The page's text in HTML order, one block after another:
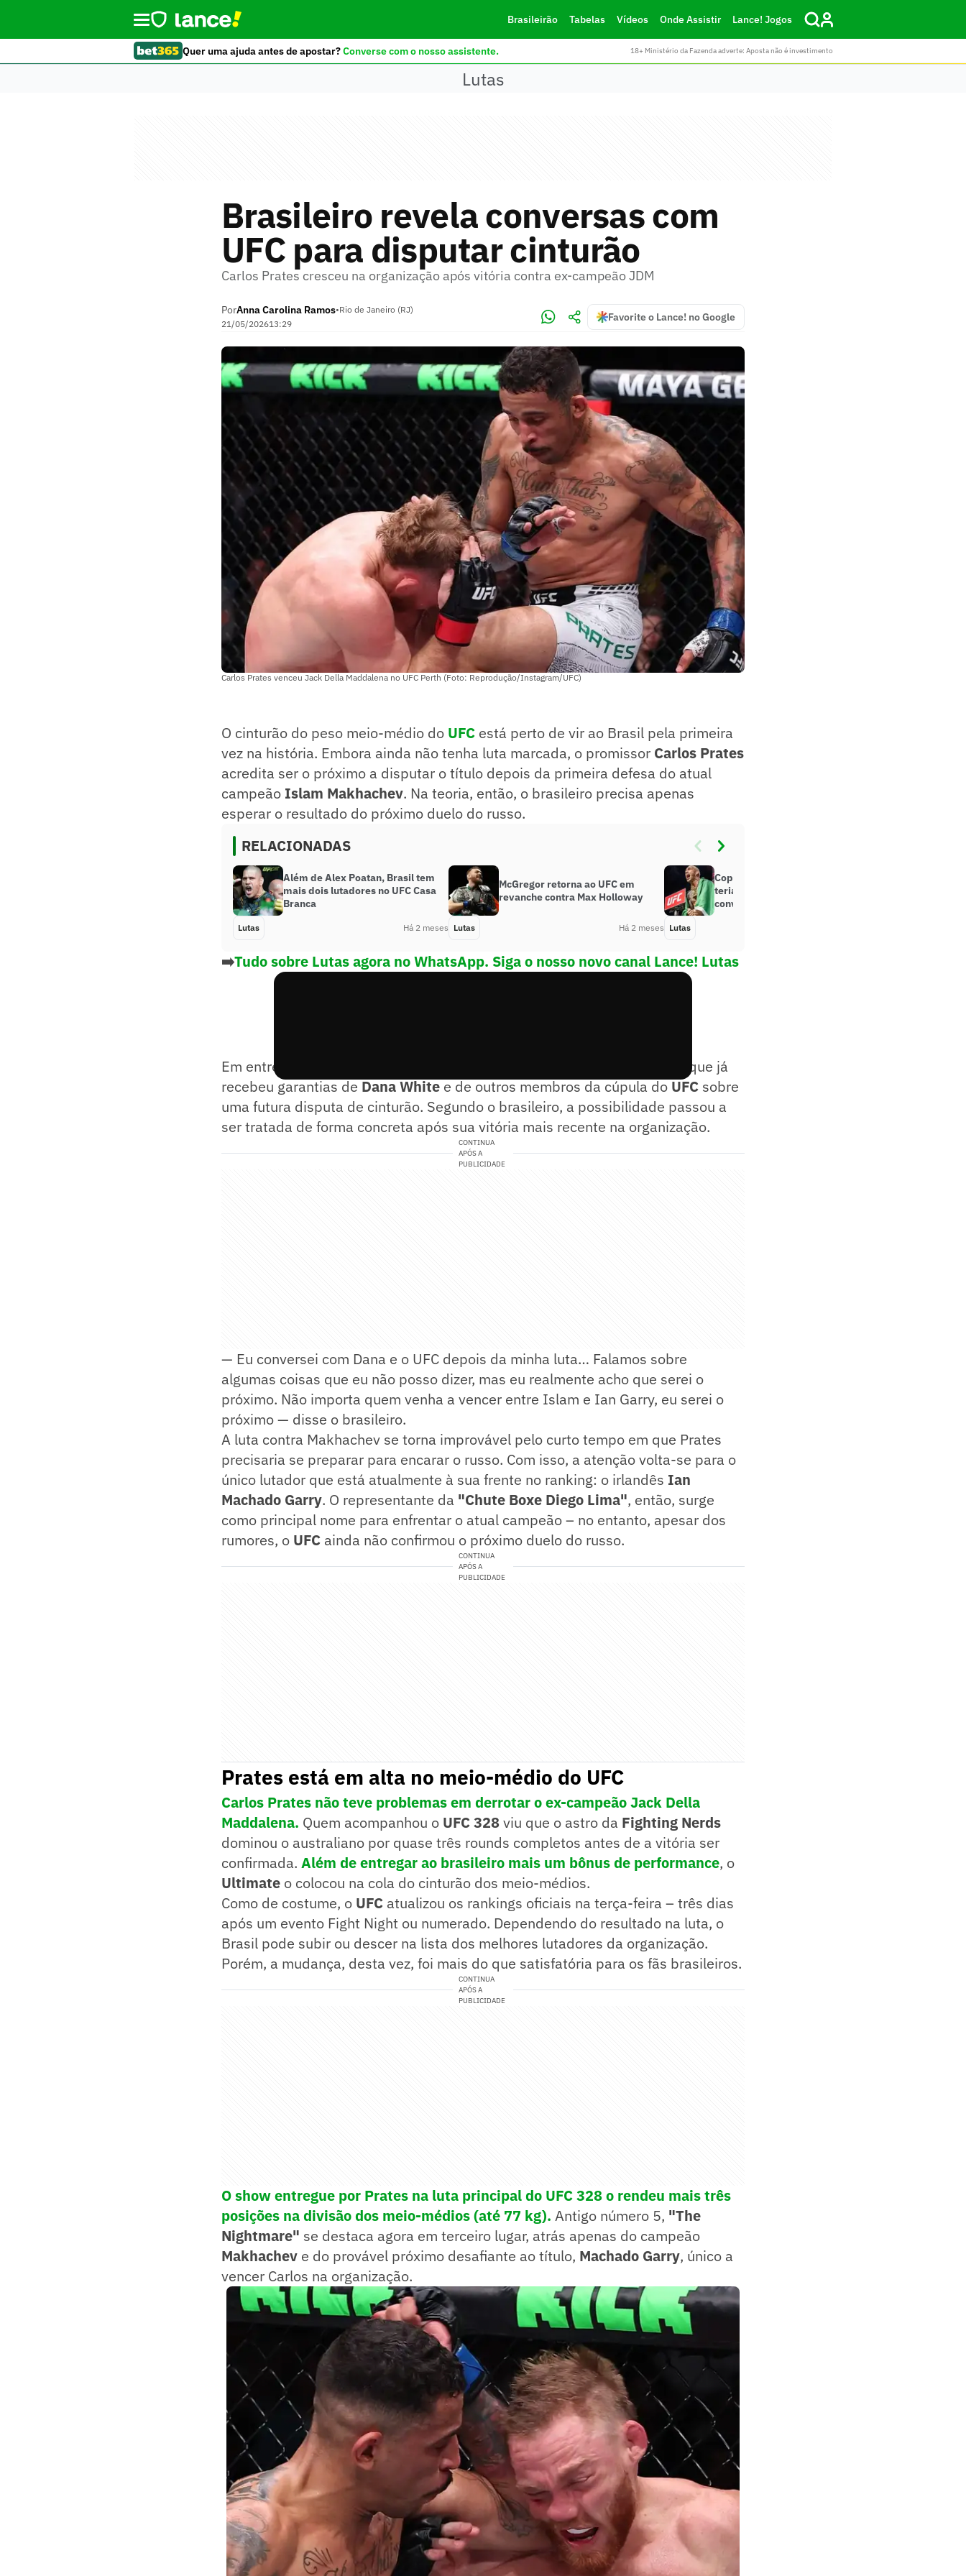
Brasileirão Tabelas Vídeos Onde Assistir Lance! Jogos
Quer uma ajuda antes de apostar?Converse com o nosso assistente. 18+ Ministério da Fazenda adverte: Aposta não é investimento
Lutas
Brasileiro revela conversas com
UFC para disputar cinturão
Carlos Prates cresceu na organização após vitória contra ex-campeão JDM
PorAnna Carolina Ramos•Rio de Janeiro (RJ)
21/05/202613:29
Favorite o Lance! no Google
Carlos Prates venceu Jack Della Maddalena no UFC Perth (Foto: Reprodução/Instagram/UFC)
O cinturão do peso meio-médio do UFC está perto de vir ao Brasil pela primeira
vez na história. Embora ainda não tenha luta marcada, o promissor Carlos Prates
acredita ser o próximo a disputar o título depois da primeira defesa do atual
campeão Islam Makhachev. Na teoria, então, o brasileiro precisa apenas
esperar o resultado do próximo duelo do russo.
RELACIONADAS
Além de Alex Poatan, Brasil tem
mais dois lutadores no UFC Casa
Branca
Lutas Há 2 meses
McGregor retorna ao UFC em
revanche contra Max Holloway
Lutas Há 2 meses
Copa do Mundo do UFC? Brasil
teria vasto plantel para
convocação
Lutas
➡️Tudo sobre Lutas agora no WhatsApp. Siga o nosso novo canal Lance! Lutas
Em entrevista ao jornalista Ariel Helwani,
deixou claro que já
recebeu garantias de Dana White e de outros membros da cúpula do UFC sobre
uma futura disputa de cinturão. Segundo o brasileiro, a possibilidade passou a
ser tratada de forma concreta após sua vitória mais recente na organização.
CONTINUA
APÓS A
PUBLICIDADE
— Eu conversei com Dana e o UFC depois da minha luta… Falamos sobre
algumas coisas que eu não posso dizer, mas eu realmente acho que serei o
próximo. Não importa quem venha a vencer entre Islam e Ian Garry, eu serei o
próximo — disse o brasileiro.
A luta contra Makhachev se torna improvável pelo curto tempo em que Prates
precisaria se preparar para encarar o russo. Com isso, a atenção volta-se para o
único lutador que está atualmente à sua frente no ranking: o irlandês Ian
Machado Garry. O representante da "Chute Boxe Diego Lima", então, surge
como principal nome para enfrentar o atual campeão – no entanto, apesar dos
rumores, o UFC ainda não confirmou o próximo duelo do russo.
CONTINUA
APÓS A
PUBLICIDADE
Prates está em alta no meio-médio do UFC
Carlos Prates não teve problemas em derrotar o ex-campeão Jack Della
Maddalena. Quem acompanhou o UFC 328viu que o astro da Fighting Nerds
dominou o australiano por quase três rounds completos antes de a vitória ser
confirmada. Além de entregar ao brasileiro mais um bônus de performance, o
Ultimate o colocou na cola do cinturão dos meio-médios.
Como de costume, o UFC atualizou os rankings oficiais na terça-feira – três dias
após um evento Fight Night ou numerado. Dependendo do resultado na luta, o
Brasil pode subir ou descer na lista dos melhores lutadores da organização.
Porém, a mudança, desta vez, foi mais do que satisfatória para os fãs brasileiros.
CONTINUA
APÓS A
PUBLICIDADE
O show entregue por Prates na luta principal do UFC 328 o rendeu mais três
posições na divisão dos meio-médios (até 77 kg). Antigo número 5, "The
Nightmare" se destaca agora em terceiro lugar, atrás apenas do campeão
Makhachev e do provável próximo desafiante ao título, Machado Garry, único a
vencer Carlos na organização.